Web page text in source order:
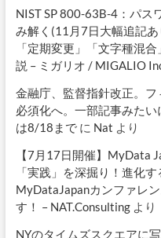
NIST SP 800-63B-4：パス
み解く(11月7日大幅追記あ
「定期変更」「文字種混
説 – ミガリオ / MIGALIO
金融庁、監督指針改正。
必須化へ。一部記事みた
は8/18までに Nat より
【7月17日開催】MyData
「実践」を深掘り！進化
MyDataJapanカンファレ
す！ – NAT.Consultingより
NYのタイムズスクエアに